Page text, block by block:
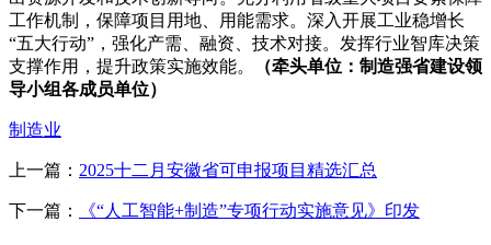
工作机制，保障项目用地、用能需求。深入开展工业稳增长
“五大行动”，强化产需、融资、技术对接。发挥行业智库决策
支撑作用，提升政策实施效能。
（牵头单位：制造强省建设领
导小组各成员单位）
制造业
上一篇： 2025十二月安徽省可申报项目精选汇总
下一篇： 《“人工智能+制造”专项行动实施意见》印发